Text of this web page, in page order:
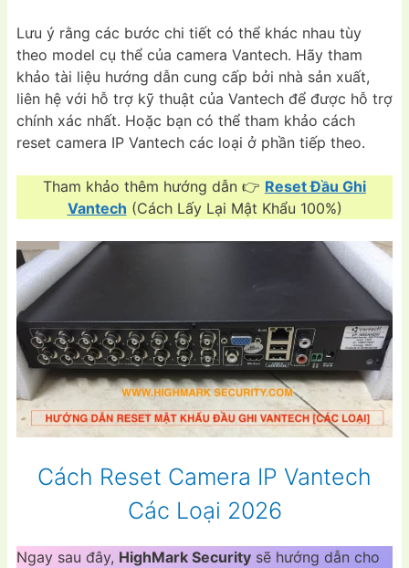
Lưu ý rằng các bước chi tiết có thể khác nhau tùy
theo model cụ thể của camera Vantech. Hãy tham
khảo tài liệu hướng dẫn cung cấp bởi nhà sản xuất,
liên hệ với hỗ trợ kỹ thuật của Vantech để được hỗ trợ
chính xác nhất. Hoặc bạn có thể tham khảo cách
reset camera IP Vantech các loại ở phần tiếp theo.
Tham khảo thêm hướng dẫn 👉 Reset Đầu Ghi
Vantech (Cách Lấy Lại Mật Khẩu 100%)
Cách Reset Camera IP Vantech
Các Loại 2026
Ngay sau đây, HighMark Security sẽ hướng dẫn cho